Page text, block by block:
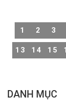
ai cũng biết
trong nhà cực
1 2 3
13 14 15
DANH MỤC